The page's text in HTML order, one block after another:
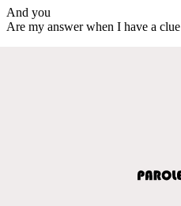
And you
Are my answer when I have a clue